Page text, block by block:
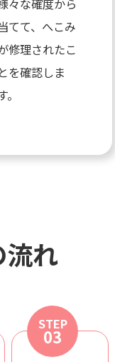
々な確度から
てて、へこみ
修理されたこ
とを確認しま
。
れ
STEP
03